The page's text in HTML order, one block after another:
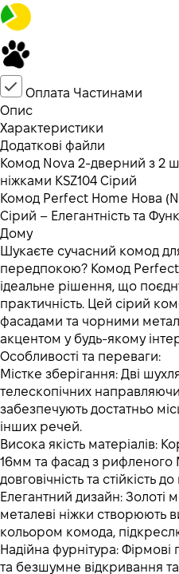
Оплата Частинами
Опис
Характеристики
Додаткові файли
Комод Nova 2-дверний з 2
ніжками KSZ104 Сірий
Комод Perfect Home Нова
Сірий – Елегантність та
Дому
Шукаєте сучасний комод для
передпокою? Комод
ідеальне рішення, що
практичність. Цей сірий
фасадами та чорними
акцентом у будь-якому
Особливості та переваги:
Містке зберігання: Дві
телескопічних
забезпечують достатньо
інших речей.
Висока якість матеріалів:
16мм та фасад з
довговічність та стійкість
Елегантний дизайн: Золоті
металеві ніжки створюють
кольором комода,
Надійна фурнітура:
та безшумне відкривання